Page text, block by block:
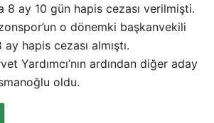
8 ay 10 gün hapis cezası verilmişti.
o dönemki başkanvekili
hapis cezası almıştı.
Yardımcı’nın ardından diğer aday
oldu.